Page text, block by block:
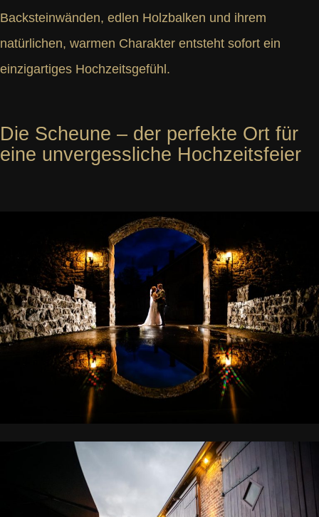
Backsteinwänden, edlen Holzbalken und ihrem
natürlichen, warmen Charakter entsteht sofort ein
einzigartiges Hochzeitsgefühl.
Die Scheune – der perfekte Ort für
eine unvergessliche Hochzeitsfeier